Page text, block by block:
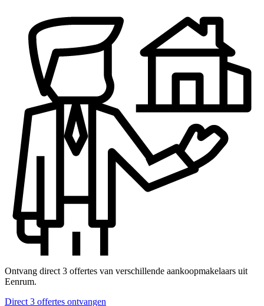
Ontvang direct 3 offertes van verschillende aankoopmakelaars uit
Eenrum.
Direct 3 offertes ontvangen